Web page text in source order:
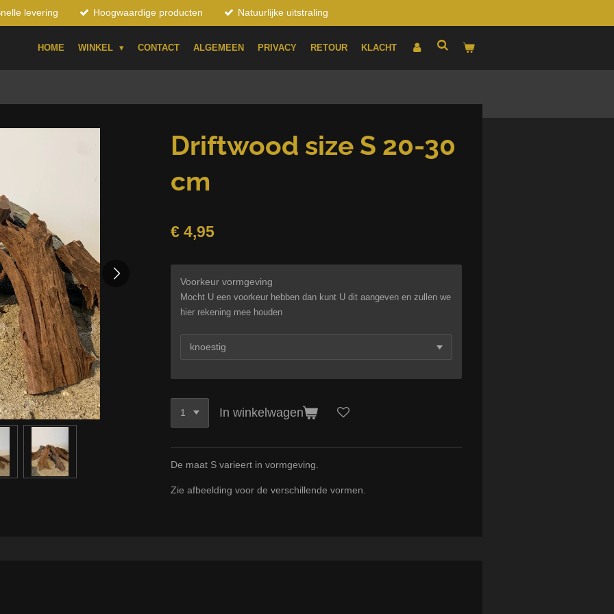
levering Hoogwaardige producten Natuurlijke uitstraling
HOME WINKEL CONTACT ALGEMEEN PRIVACY RETOUR KLACHT
Driftwood size S 20-30
cm
€ 4,95
Voorkeur vormgeving
Mocht U een voorkeur hebben dan kunt U dit aangeven en zullen we
hier rekening mee houden
In winkelwagen
De maat S varieert in vormgeving.
Zie afbeelding voor de verschillende vormen.